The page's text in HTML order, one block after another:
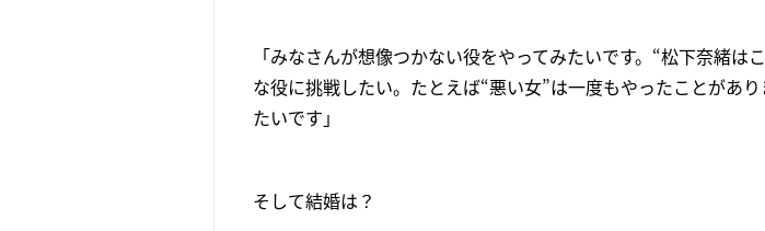
「みなさんが想像つかない役をやってみたいです。“松下奈緒は
な役に挑戦したい。たとえば“悪い女”は一度もやったことがあ
たいです」
そして結婚は？